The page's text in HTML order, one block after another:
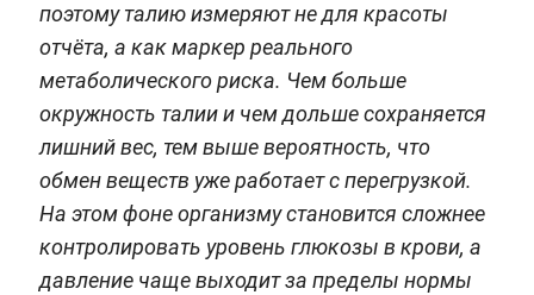
поэтому талию измеряют не для красоты
отчёта, а как маркер реального
метаболического риска. Чем больше
окружность талии и чем дольше сохраняется
лишний вес, тем выше вероятность, что
обмен веществ уже работает с перегрузкой.
На этом фоне организму становится сложнее
контролировать уровень глюкозы в крови, а
давление чаще выходит за пределы нормы